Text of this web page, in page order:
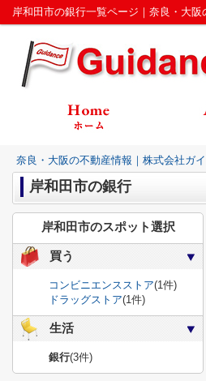
岸和田市の銀行一覧ページ｜奈良・大
奈良・大阪の不動産情報｜株式会社ガ
岸和田市の銀行
岸和田市のスポット選択
買う
コンビニエンスストア(1件)
ドラッグストア(1件)
生活
銀行(3件)